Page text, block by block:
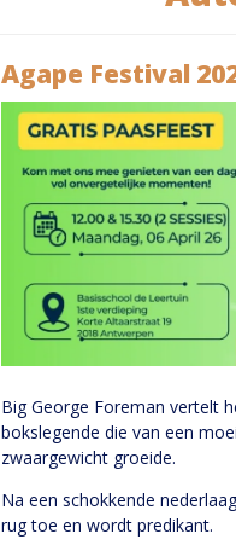
Agape Festival
Big George Foreman vertelt
bokslegende die van een
zwaargewicht groeide.
Na een schokkende
rug toe en wordt predikant.